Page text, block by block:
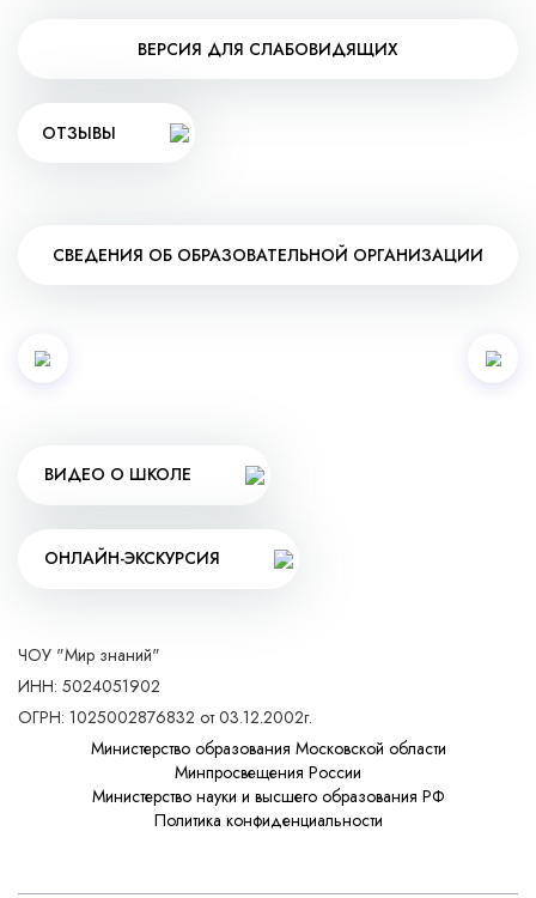
ВЕРСИЯ ДЛЯ СЛАБОВИДЯЩИХ
ОТЗЫВЫ
СВЕДЕНИЯ ОБ ОБРАЗОВАТЕЛЬНОЙ ОРГАНИЗАЦИИ
ВИДЕО О ШКОЛЕ
ОНЛАЙН-ЭКСКУРСИЯ
ЧОУ "Мир знаний"
ИНН: 5024051902
ОГРН: 1025002876832 от 03.12.2002г.
Министерство образования Московской области
Минпросвещения России
Министерство науки и высшего образования РФ
Политика конфиденциальности